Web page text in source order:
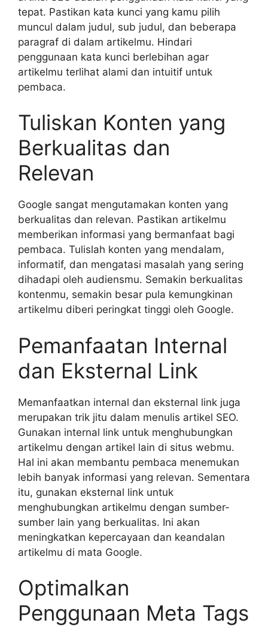
tepat. Pastikan kata kunci yang kamu pilih
muncul dalam judul, sub judul, dan beberapa
paragraf di dalam artikelmu. Hindari
penggunaan kata kunci berlebihan agar
artikelmu terlihat alami dan intuitif untuk
pembaca.
Tuliskan Konten yang
Berkualitas dan
Relevan
Google sangat mengutamakan konten yang
berkualitas dan relevan. Pastikan artikelmu
memberikan informasi yang bermanfaat bagi
pembaca. Tulislah konten yang mendalam,
informatif, dan mengatasi masalah yang sering
dihadapi oleh audiensmu. Semakin berkualitas
kontenmu, semakin besar pula kemungkinan
artikelmu diberi peringkat tinggi oleh Google.
Pemanfaatan Internal
dan Eksternal Link
Memanfaatkan internal dan eksternal link juga
merupakan trik jitu dalam menulis artikel SEO.
Gunakan internal link untuk menghubungkan
artikelmu dengan artikel lain di situs webmu.
Hal ini akan membantu pembaca menemukan
lebih banyak informasi yang relevan. Sementara
itu, gunakan eksternal link untuk
menghubungkan artikelmu dengan sumber-
sumber lain yang berkualitas. Ini akan
meningkatkan kepercayaan dan keandalan
artikelmu di mata Google.
Optimalkan
Penggunaan Meta Tags